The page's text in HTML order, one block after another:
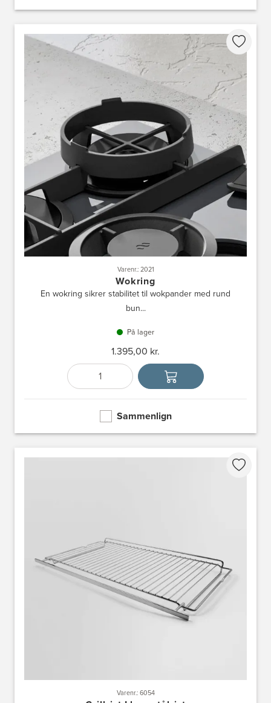
Varenr.: 2021
Wokring
En wokring sikrer stabilitet til wokpander med rund
bun...
På lager
1.395,00 kr.
Antal
Vælg enhed
Sammenlign
Varenr.: 6054